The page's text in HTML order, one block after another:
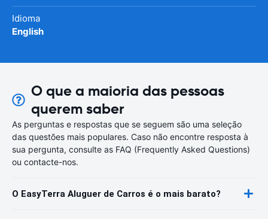
Idioma
English
O que a maioria das pessoas
querem saber
As perguntas e respostas que se seguem são uma seleção
das questões mais populares. Caso não encontre resposta à
sua pergunta, consulte as FAQ (Frequently Asked Questions)
ou contacte-nos.
O EasyTerra Aluguer de Carros é o mais barato?